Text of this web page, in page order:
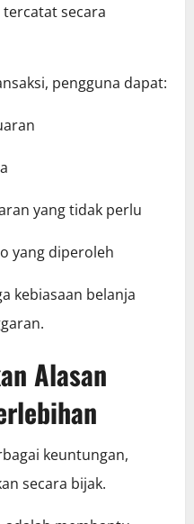
secara
pengguna dapat:
yang tidak perlu
yang diperoleh
kebiasaan belanja
Alasan
keuntungan,
secara bijak.